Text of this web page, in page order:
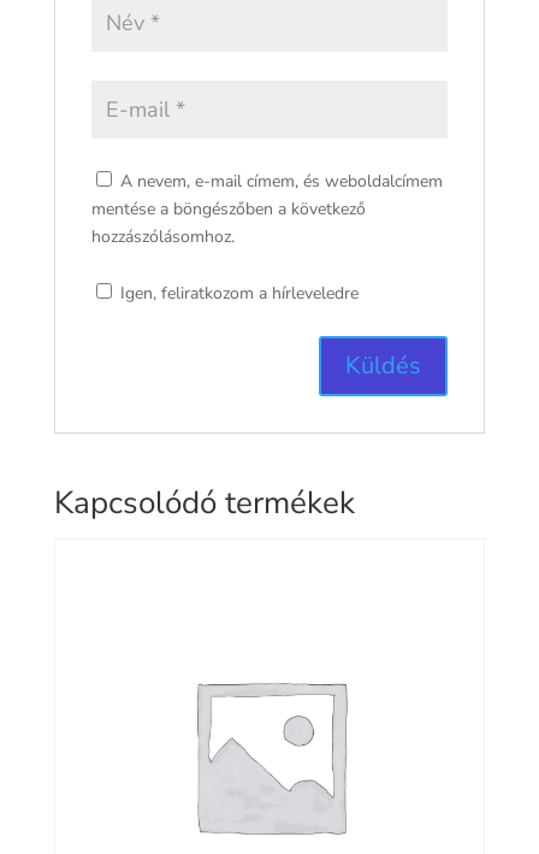
A nevem, e-mail címem, és weboldalcímem
mentése a böngészőben a következő
hozzászólásomhoz.
Igen, feliratkozom a hírleveledre
Kapcsolódó termékek